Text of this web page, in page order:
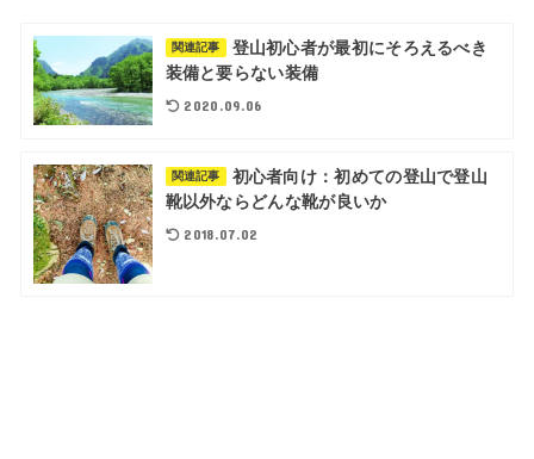
関連記事
登山初心者が最初にそろえるべき
装備と要らない装備
2020.09.06
関連記事
初心者向け：初めての登山で登山
靴以外ならどんな靴が良いか
2018.07.02